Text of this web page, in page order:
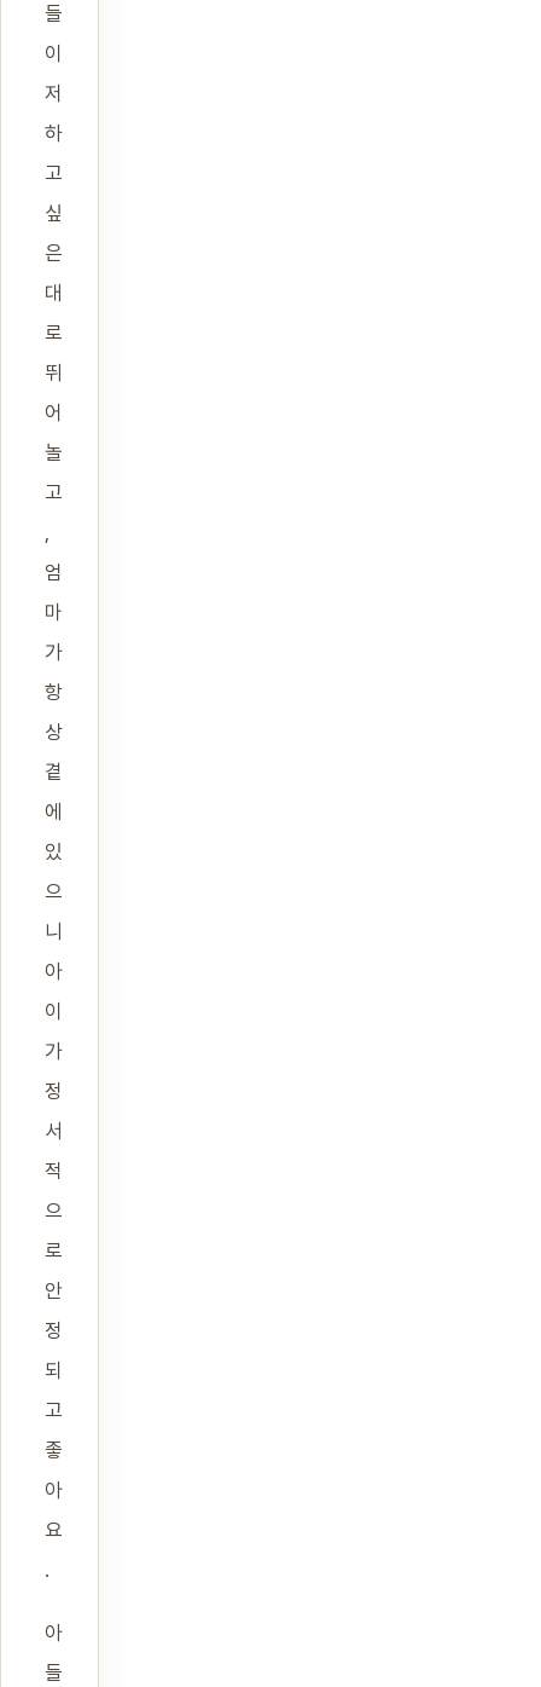
들
이
저
하
고
싶
은
대
로
뛰
어
놀
고
,
엄
마
가
항
상
곁
에
있
으
니
아
이
가
정
서
적
으
로
안
정
되
고
좋
아
요
.
아
들